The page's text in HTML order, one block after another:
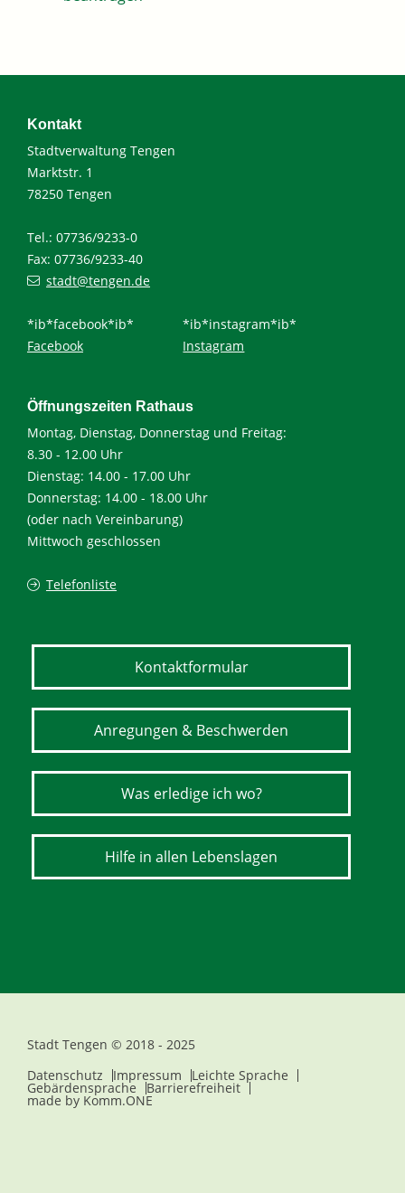
Kontakt
Stadtverwaltung Tengen
Marktstr. 1
78250 Tengen
Tel.: 07736/9233-0
Fax: 07736/9233-40
stadt@tengen.de
*ib*facebook*ib*
Facebook
*ib*instagram*ib*
Instagram
Öffnungszeiten Rathaus
Montag, Dienstag, Donnerstag und Freitag:
8.30 - 12.00 Uhr
Dienstag: 14.00 - 17.00 Uhr
Donnerstag: 14.00 - 18.00 Uhr
(oder nach Vereinbarung)
Mittwoch geschlossen
Telefonliste
Kontaktformular
Anregungen & Beschwerden
Was erledige ich wo?
Hilfe in allen Lebenslagen
Stadt Tengen © 2018 - 2025
Datenschutz
Impressum Leichte Sprache
Gebärdensprache Barrierefreiheit
made by Komm.ONE